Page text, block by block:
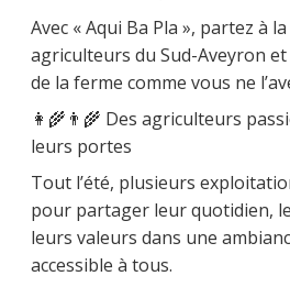
Avec « Aqui Ba Pla », partez à
agriculteurs du Sud-Aveyron
de la ferme comme vous ne
👩‍🌾👨‍🌾 Des agriculteurs
leurs portes
Tout l’été, plusieurs
pour partager leur quotidien,
leurs valeurs dans une
accessible à tous.